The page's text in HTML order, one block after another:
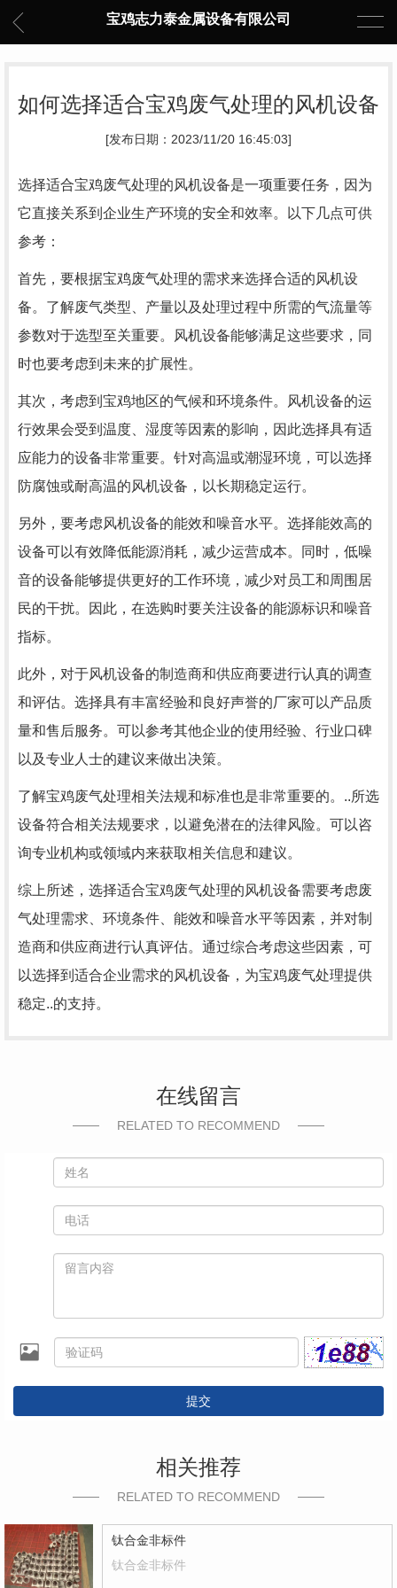
宝鸡志力泰金属设备有限公司
如何选择适合宝鸡废气处理的风机设备
[发布日期：2023/11/20 16:45:03]
选择适合宝鸡废气处理的风机设备是一项重要任务，因为
它直接关系到企业生产环境的安全和效率。以下几点可供
参考：
首先，要根据宝鸡废气处理的需求来选择合适的风机设
备。了解废气类型、产量以及处理过程中所需的气流量等
参数对于选型至关重要。风机设备能够满足这些要求，同
时也要考虑到未来的扩展性。
其次，考虑到宝鸡地区的气候和环境条件。风机设备的运
行效果会受到温度、湿度等因素的影响，因此选择具有适
应能力的设备非常重要。针对高温或潮湿环境，可以选择
防腐蚀或耐高温的风机设备，以长期稳定运行。
另外，要考虑风机设备的能效和噪音水平。选择能效高的
设备可以有效降低能源消耗，减少运营成本。同时，低噪
音的设备能够提供更好的工作环境，减少对员工和周围居
民的干扰。因此，在选购时要关注设备的能源标识和噪音
指标。
此外，对于风机设备的制造商和供应商要进行认真的调查
和评估。选择具有丰富经验和良好声誉的厂家可以产品质
量和售后服务。可以参考其他企业的使用经验、行业口碑
以及专业人士的建议来做出决策。
了解宝鸡废气处理相关法规和标准也是非常重要的。..所选
设备符合相关法规要求，以避免潜在的法律风险。可以咨
询专业机构或领域内来获取相关信息和建议。
综上所述，选择适合宝鸡废气处理的风机设备需要考虑废
气处理需求、环境条件、能效和噪音水平等因素，并对制
造商和供应商进行认真评估。通过综合考虑这些因素，可
以选择到适合企业需求的风机设备，为宝鸡废气处理提供
稳定..的支持。
在线留言
RELATED TO RECOMMEND
提交
相关推荐
RELATED TO RECOMMEND
钛合金非标件
钛合金非标件